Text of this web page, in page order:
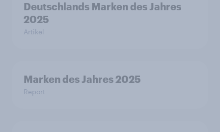
Deutschlands Marken des Jahres
2025
Artikel
Marken des Jahres 2025
Report